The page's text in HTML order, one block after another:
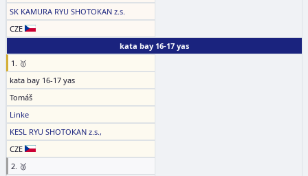
SK KAMURA RYU SHOTOKAN z.s.
CZE
kata bay 16-17 yas
1. 🥇
kata bay 16-17 yas
Tomáš
Linke
KESL RYU SHOTOKAN z.s.,
CZE
2. 🥈